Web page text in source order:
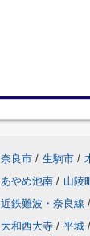
奈良市 / 生駒市 /
あやめ池南 / 山陵
近鉄難波・奈良線 /
大和西大寺 / 平城 /